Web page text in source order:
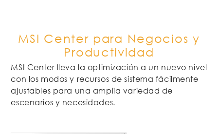
MSI Center para Negocios y
Productividad
MSI Center lleva la optimización a un nuevo nivel
con los modos y recursos de sistema fácilmente
ajustables para una amplia variedad de
escenarios y necesidades.